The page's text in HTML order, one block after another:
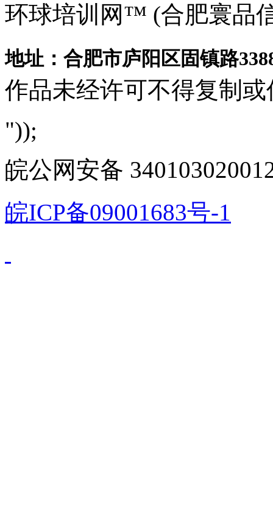
环球培训网™ (合肥寰品
地址：合肥市庐阳区固镇路
作品未经许可不得复制或
"));
皖公网安备
皖ICP备09001683号-1